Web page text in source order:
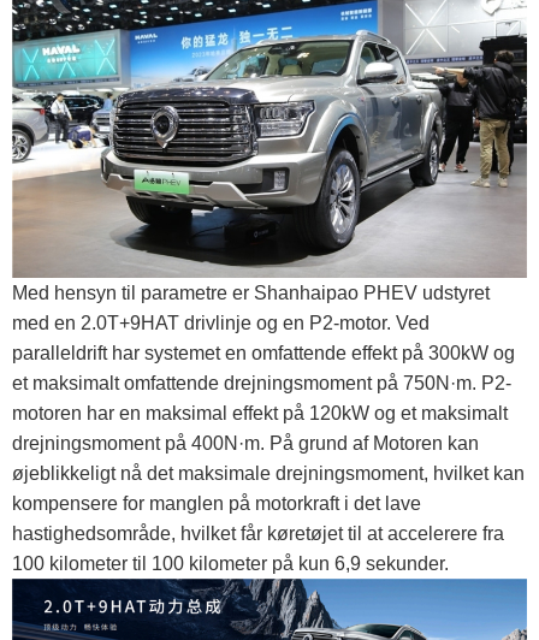
Med hensyn til parametre er Shanhaipao PHEV udstyret
med en 2.0T+9HAT drivlinje og en P2-motor. Ved
paralleldrift har systemet en omfattende effekt på 300kW og
et maksimalt omfattende drejningsmoment på 750N·m. P2-
motoren har en maksimal effekt på 120kW og et maksimalt
drejningsmoment på 400N·m. På grund af Motoren kan
øjeblikkeligt nå det maksimale drejningsmoment, hvilket kan
kompensere for manglen på motorkraft i det lave
hastighedsområde, hvilket får køretøjet til at accelerere fra
100 kilometer til 100 kilometer på kun 6,9 sekunder.